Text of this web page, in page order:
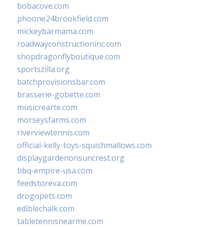
bobacove.com
phoone24brookfield.com
mickeybarmama.com
roadwayconstructioninc.com
shopdragonflyboutique.com
sportszilla.org
batchprovisionsbar.com
brasserie-gobette.com
musicrearte.com
morseysfarms.com
riverviewtennis.com
official-kelly-toys-squishmallows.com
displaygardenonsuncrest.org
bbq-empire-usa.com
feedstoreva.com
drogopets.com
ediblechalk.com
tabletennisnearme.com